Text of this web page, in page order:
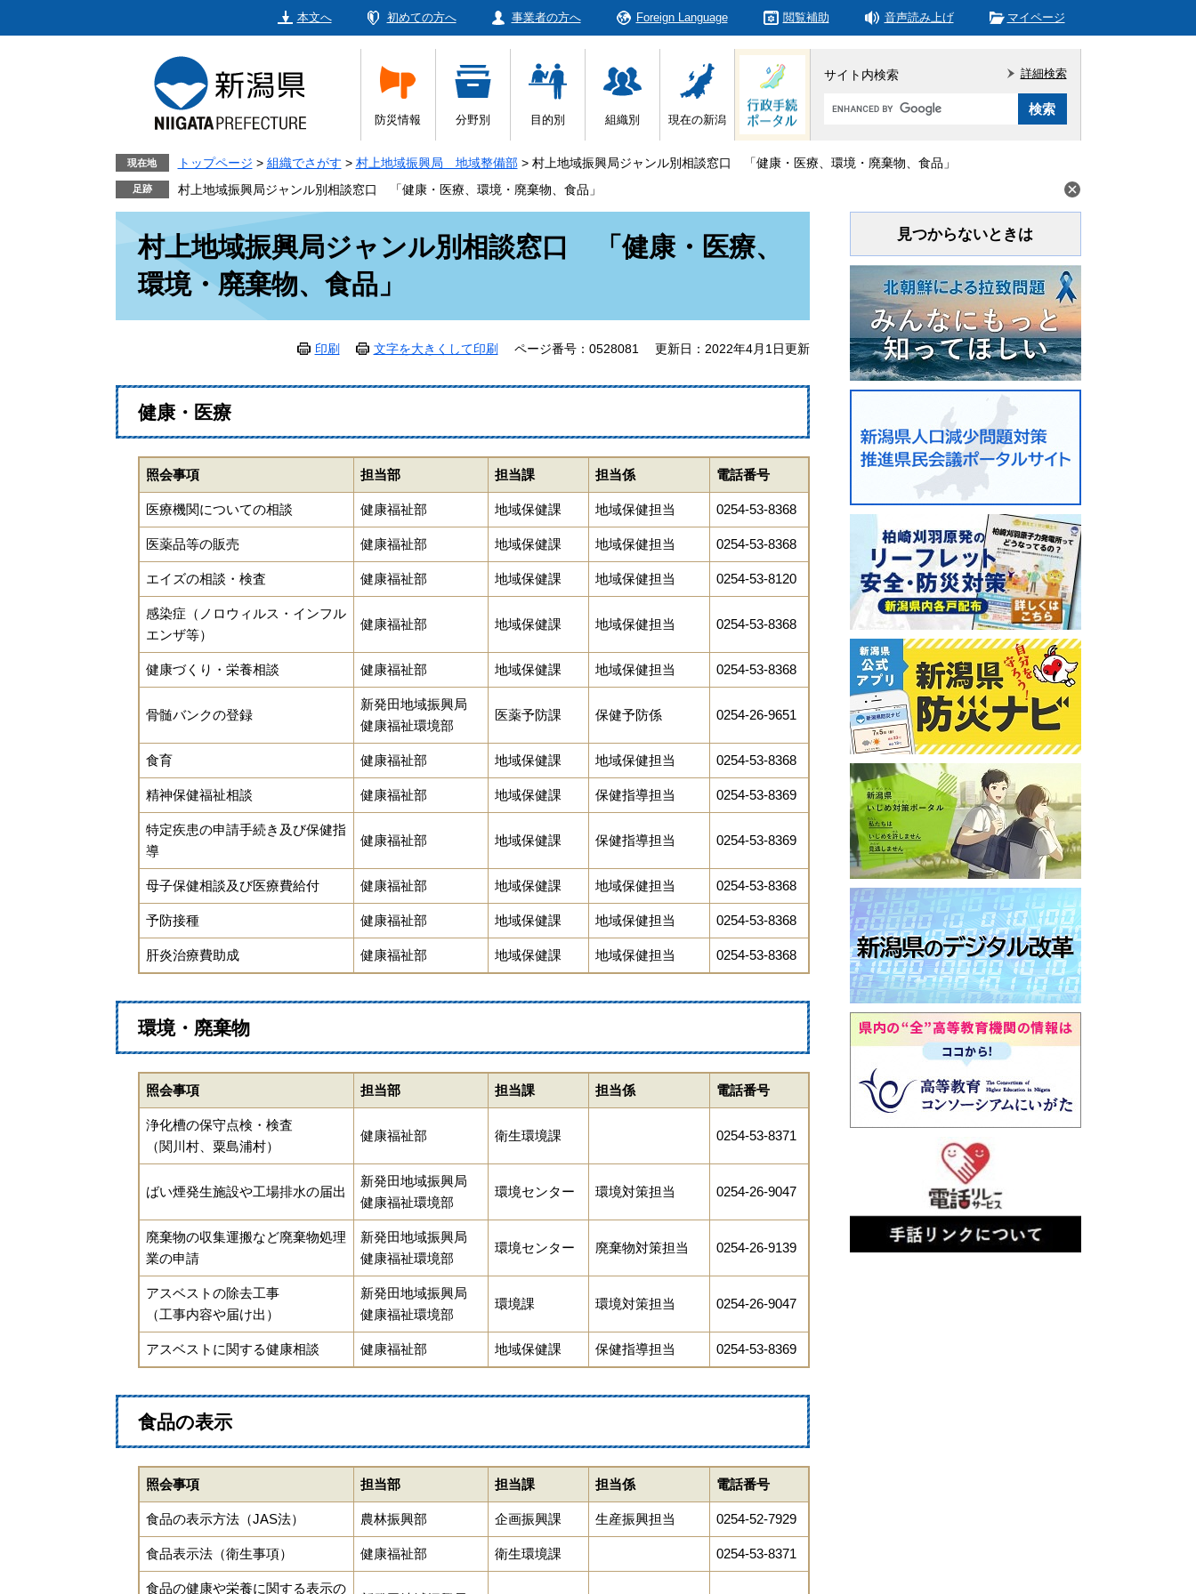
本文へ 初めての方へ 事業者の方へ Foreign Language 閲覧補助 音声読み上げ マイページ
防災情報 分野別 目的別 組織別 現在の新潟
サイト内検索
Google
タ
詳細検索
現在地 トップページ > 組織でさがす > 村上地域振興局 地域整備部 > 村上地域振興局ジャンル別相談窓口 「健康・医療、環境・廃棄物、食品」
村上地域振興局ジャンル別相談窓口 「健康・医療、環境・廃棄物、食品」
村上地域振興局ジャンル別相談窓口 「健康・医療、
環境・廃棄物、食品」
印刷 文字を大きくして印刷 ページ番号：0528081 更新日：2022年4月1日更新
健康・医療
照会事項 担当部 担当課 担当係 電話番号
医療機関についての相談 健康福祉部 地域保健課 地域保健担当 0254-53-8368
医薬品等の販売 健康福祉部 地域保健課 地域保健担当 0254-53-8368
エイズの相談・検査 健康福祉部 地域保健課 地域保健担当 0254-53-8120
感染症（ノロウィルス・インフル
エンザ等）
健康福祉部 地域保健課 地域保健担当 0254-53-8368
健康づくり・栄養相談 健康福祉部 地域保健課 地域保健担当 0254-53-8368
骨髄バンクの登録
新発田地域振興局
健康福祉環境部
医薬予防課 保健予防係 0254-26-9651
食育 健康福祉部 地域保健課 地域保健担当 0254-53-8368
精神保健福祉相談 健康福祉部 地域保健課 保健指導担当 0254-53-8369
特定疾患の申請手続き及び保健指
導
健康福祉部 地域保健課 保健指導担当 0254-53-8369
母子保健相談及び医療費給付 健康福祉部 地域保健課 地域保健担当 0254-53-8368
予防接種 健康福祉部 地域保健課 地域保健担当 0254-53-8368
肝炎治療費助成 健康福祉部 地域保健課 地域保健担当 0254-53-8368
環境・廃棄物
照会事項 担当部 担当課 担当係 電話番号
浄化槽の保守点検・検査
（関川村、粟島浦村）
健康福祉部 衛生環境課 0254-53-8371
ばい煙発生施設や工場排水の届出
新発田地域振興局
健康福祉環境部
環境センター 環境対策担当 0254-26-9047
廃棄物の収集運搬など廃棄物処理
業の申請
新発田地域振興局
健康福祉環境部
環境センター 廃棄物対策担当 0254-26-9139
アスベストの除去工事
（工事内容や届け出）
新発田地域振興局
健康福祉環境部
環境課 環境対策担当 0254-26-9047
アスベストに関する健康相談 健康福祉部 地域保健課 保健指導担当 0254-53-8369
食品の表示
照会事項 担当部 担当課 担当係 電話番号
食品の表示方法（JAS法） 農林振興部 企画振興課 生産振興担当 0254-52-7929
食品表示法（衛生事項） 健康福祉部 衛生環境課 0254-53-8371
食品の健康や栄養に関する表示の
見つからないときは